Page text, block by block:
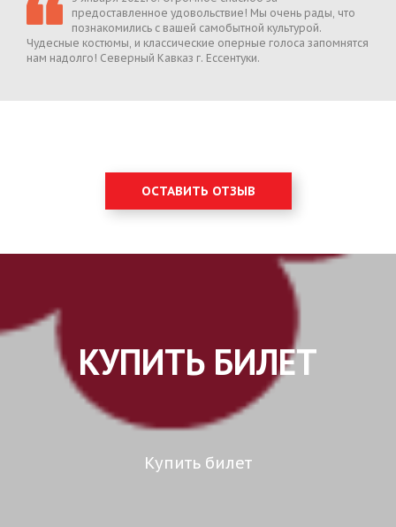
предоставленное удовольствие! Мы очень рады, что
познакомились с вашей самобытной культурой.
Чудесные костюмы, и классические оперные голоса запомнятся
нам надолго! Северный Кавказ г. Ессентуки.
ОСТАВИТЬ ОТЗЫВ
КУПИТЬ БИЛЕТ
Купить билет